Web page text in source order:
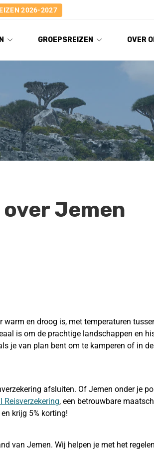
2026-2027
GROEPSREIZEN OVER
Jemen
en droog is, met temperaturen
is om de prachtige landschappen en
je van plan bent om te kamperen of in
afsluiten. Of Jemen onder je
Reisverzekering, een betrouwbare
krijg 5% korting!
van Jemen. Wij helpen je met het